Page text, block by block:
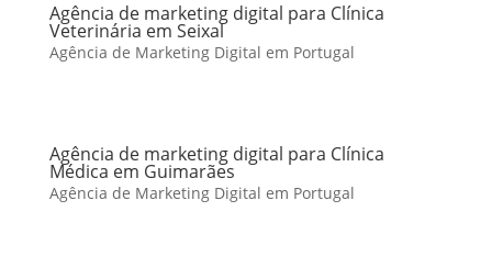
Agência de marketing digital para Clínica
Veterinária em Seixal
Agência de Marketing Digital em Portugal
Agência de marketing digital para Clínica
Médica em Guimarães
Agência de Marketing Digital em Portugal